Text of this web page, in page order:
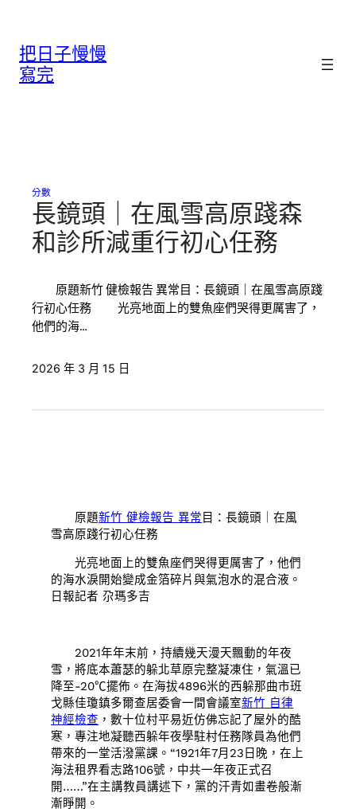
把日子慢慢
寫完
分數
長鏡頭｜在風雪高原踐森
和診所減重行初心任務
原題新竹 健檢報告 異常目：長鏡頭｜在風雪高原踐
行初心任務 光亮地面上的雙魚座們哭得更厲害了，
他們的海…
2026 年 3 月 15 日
原題新竹 健檢報告 異常 目：長鏡頭｜在風
雪高原踐行初心任務
光亮地面上的雙魚座們哭得更厲害了，他們
的海水淚開始變成金箔碎片與氣泡水的混合液。
日報記者 尕瑪多吉
2021年年末前，持續幾天漫天飄動的年夜
雪，將底本蕭瑟的躲北草原完整凝凍住，氣溫已
降至-20℃擺佈。在海拔4896米的西躲那曲市班
戈縣佳瓊鎮多爾查居委會一間會議室新竹 自律
神經檢查 ，數十位村平易近仿佛忘記了屋外的酷
寒，專注地凝聽西躲年夜學駐村任務隊員為他們
帶來的一堂活潑黨課。“1921年7月23日晚，在上
海法租界看志路106號，中共一年夜正式召
開……”在主講教員講述下，黨的汗青如畫卷般漸
漸睜開。